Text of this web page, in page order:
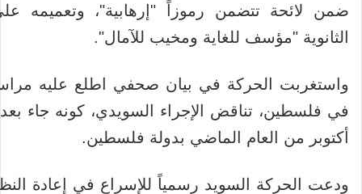
ضمن لائحة تتضمن رموزاً "إرهابية"، وتعميمه
الثانوية "مؤسف للغاية ومخيب للآمال".
واستغربت الحركة في بيان صحفي اطلع عليه
في فلسطين، تناقض الإجراء السويدي، كونه جاء
أكتوبر من العام الماضي بدولة فلسطين.
ودعت الحركة السويد رسمياً للإسراع في إعادة